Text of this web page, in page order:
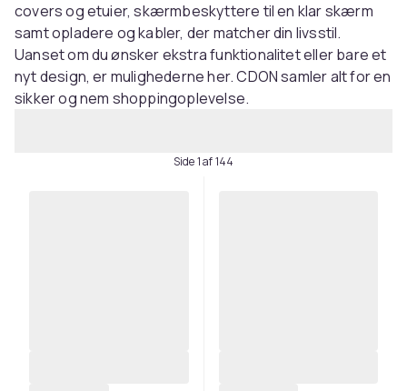
covers og etuier, skærmbeskyttere til en klar skærm
samt opladere og kabler, der matcher din livsstil.
Uanset om du ønsker ekstra funktionalitet eller bare et
nyt design, er mulighederne her. CDON samler alt for en
sikker og nem shoppingoplevelse.
Side 1 af 144